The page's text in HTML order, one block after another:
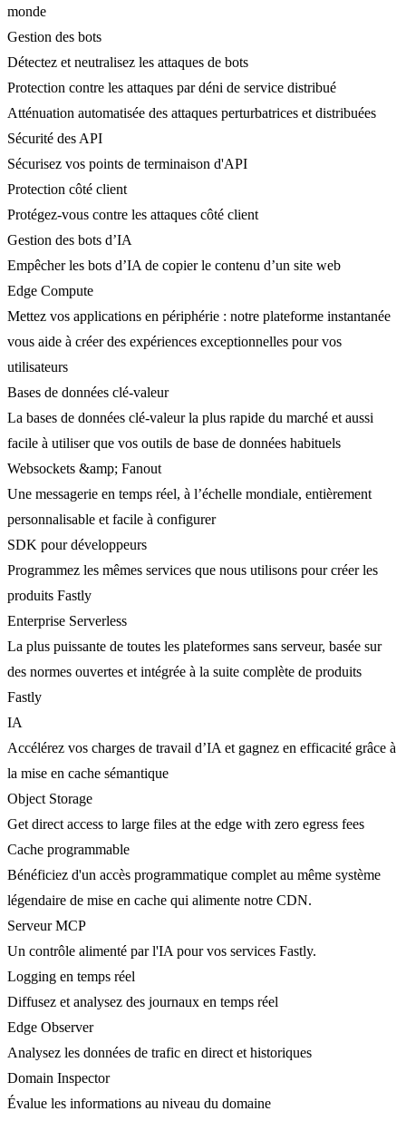
monde
Gestion des bots
Détectez et neutralisez les attaques de bots
Protection contre les attaques par déni de service distribué
Atténuation automatisée des attaques perturbatrices et distribuées
Sécurité des API
Sécurisez vos points de terminaison d'API
Protection côté client
Protégez-vous contre les attaques côté client
Gestion des bots d’IA
Empêcher les bots d’IA de copier le contenu d’un site web
Edge Compute
Mettez vos applications en périphérie : notre plateforme instantanée
vous aide à créer des expériences exceptionnelles pour vos
utilisateurs
Bases de données clé-valeur
La bases de données clé-valeur la plus rapide du marché et aussi
facile à utiliser que vos outils de base de données habituels
Websockets &amp; Fanout
Une messagerie en temps réel, à l’échelle mondiale, entièrement
personnalisable et facile à configurer
SDK pour développeurs
Programmez les mêmes services que nous utilisons pour créer les
produits Fastly
Enterprise Serverless
La plus puissante de toutes les plateformes sans serveur, basée sur
des normes ouvertes et intégrée à la suite complète de produits
Fastly
IA
Accélérez vos charges de travail d’IA et gagnez en efficacité grâce à
la mise en cache sémantique
Object Storage
Get direct access to large files at the edge with zero egress fees
Cache programmable
Bénéficiez d'un accès programmatique complet au même système
légendaire de mise en cache qui alimente notre CDN.
Serveur MCP
Un contrôle alimenté par l'IA pour vos services Fastly.
Logging en temps réel
Diffusez et analysez des journaux en temps réel
Edge Observer
Analysez les données de trafic en direct et historiques
Domain Inspector
Évalue les informations au niveau du domaine